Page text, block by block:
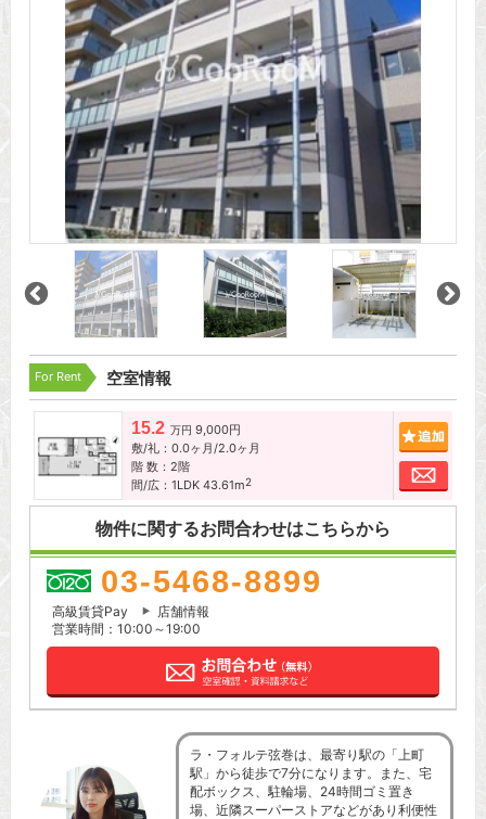
For Rent 空室情報
15.2 万円 9,000円
敷/礼：0.0ヶ月/2.0ヶ月
階 数：2階
間/広：1LDK 43.61m2
お問
物件に関するお問合わせはこちらから
03-5468-8899
高級賃貸Pay
店舗情報
営業時間：10:00～19:00
ラ・フォルテ弦巻は、最寄り駅の「上町
駅」から徒歩で7分になります。また、宅
配ボックス、駐輪場、24時間ゴミ置き
場、近隣スーパーストアなどがあり利便性